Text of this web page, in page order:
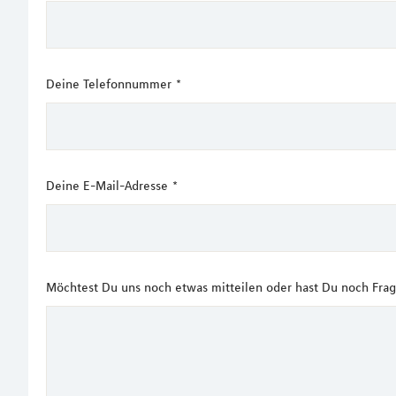
Deine Telefonnummer *
Deine E-Mail-Adresse *
Möchtest Du uns noch etwas mitteilen oder hast Du noch